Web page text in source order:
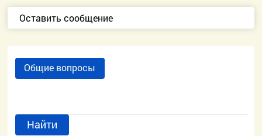
Оставить сообщение
Общие вопросы
Найти